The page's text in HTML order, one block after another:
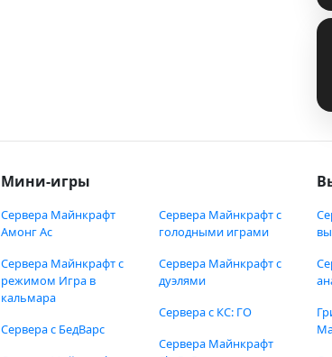
Мини-игры
Сервера Майнкрафт
Амонг Ас
Сервера Майнкрафт с
режимом Игра в
кальмара
Сервера с БедВарс
Сервера Майнкрафт с
голодными играми
Сервера Майнкрафт с
дуэлями
Сервера с КС: ГО
Сервера Майнкрафт